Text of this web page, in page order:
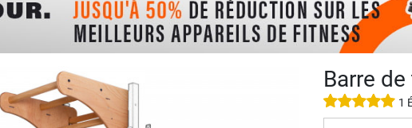
Barre
1